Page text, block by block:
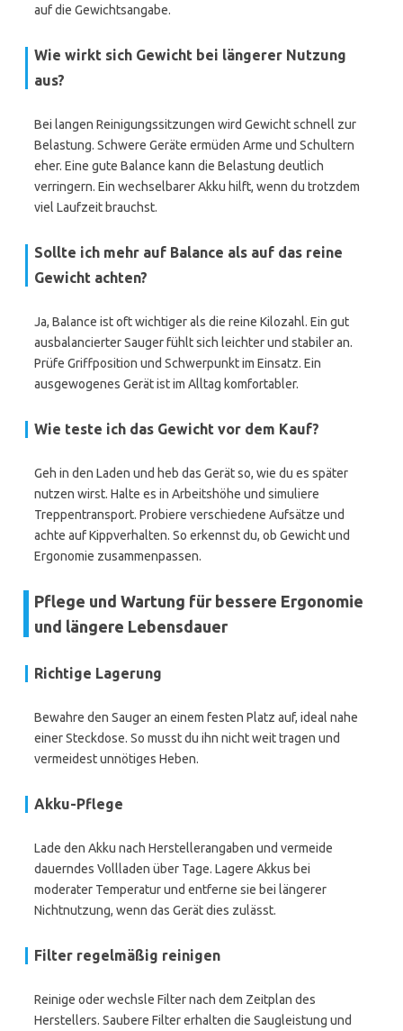
auf die Gewichtsangabe.
Wie wirkt sich Gewicht bei längerer Nutzung
aus?
Bei langen Reinigungssitzungen wird Gewicht schnell zur
Belastung. Schwere Geräte ermüden Arme und Schultern
eher. Eine gute Balance kann die Belastung deutlich
verringern. Ein wechselbarer Akku hilft, wenn du trotzdem
viel Laufzeit brauchst.
Sollte ich mehr auf Balance als auf das reine
Gewicht achten?
Ja, Balance ist oft wichtiger als die reine Kilozahl. Ein gut
ausbalancierter Sauger fühlt sich leichter und stabiler an.
Prüfe Griffposition und Schwerpunkt im Einsatz. Ein
ausgewogenes Gerät ist im Alltag komfortabler.
Wie teste ich das Gewicht vor dem Kauf?
Geh in den Laden und heb das Gerät so, wie du es später
nutzen wirst. Halte es in Arbeitshöhe und simuliere
Treppentransport. Probiere verschiedene Aufsätze und
achte auf Kippverhalten. So erkennst du, ob Gewicht und
Ergonomie zusammenpassen.
Pflege und Wartung für bessere Ergonomie
und längere Lebensdauer
Richtige Lagerung
Bewahre den Sauger an einem festen Platz auf, ideal nahe
einer Steckdose. So musst du ihn nicht weit tragen und
vermeidest unnötiges Heben.
Akku-Pflege
Lade den Akku nach Herstellerangaben und vermeide
dauerndes Vollladen über Tage. Lagere Akkus bei
moderater Temperatur und entferne sie bei längerer
Nichtnutzung, wenn das Gerät dies zulässt.
Filter regelmäßig reinigen
Reinige oder wechsle Filter nach dem Zeitplan des
Herstellers. Saubere Filter erhalten die Saugleistung und